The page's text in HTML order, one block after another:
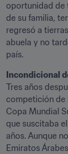
oportunidad de
de su familia,
regresó a
abuela y no
país.
Incondicional
Tres años
competición de
Copa Mundial
que suscitaba
años. Aunque
Emiratos